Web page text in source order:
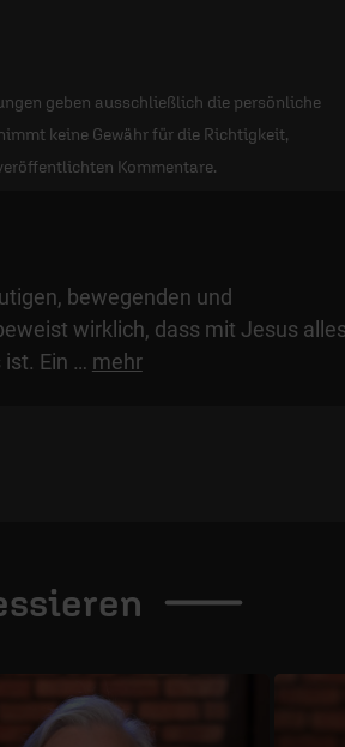
geben ausschließlich die persönliche
keine Gewähr für die Richtigkeit,
Kommentare.
bewegenden und
wirklich, dass mit Jesus alles
Ein … mehr